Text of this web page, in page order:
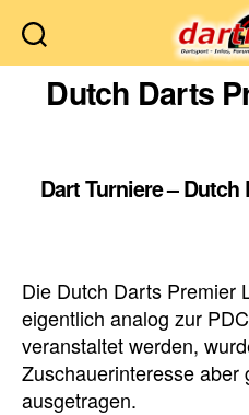
Dutch Darts
Dart Turniere –
Die Dutch Darts Premier
eigentlich analog zur
veranstaltet werden,
Zuschauerinteresse aber
ausgetragen.